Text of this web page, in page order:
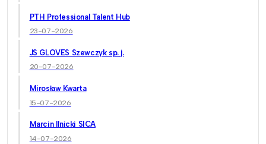
PTH Professional Talent Hub
23-07-2026
JS GLOVES Szewczyk sp. j.
20-07-2026
Mirosław Kwarta
15-07-2026
Marcin Ilnicki SICA
14-07-2026